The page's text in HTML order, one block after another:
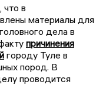
в
материалы для
дела в
причинения
городу Туле в
пород. В
проводится